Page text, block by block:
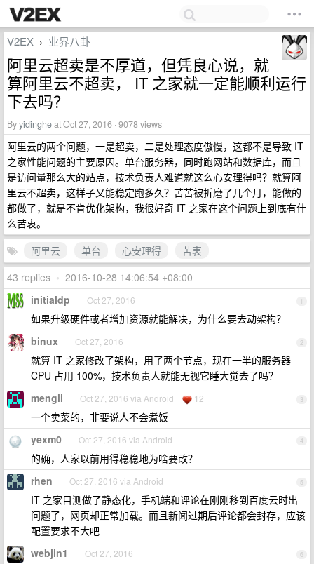
V2EX › 业界八卦
阿里云超卖是不厚道，但凭良心说，就
算阿里云不超卖， IT 之家就一定能顺利运行
下去吗？
Byyidingheat Oct 27, 2016 · 9078 views
阿里云的两个问题，一是超卖，二是处理态度傲慢，这都不是导致 IT
之家性能问题的主要原因。单台服务器，同时跑网站和数据库，而且
是访问量那么大的站点，技术负责人难道就这么心安理得吗？就算阿
里云不超卖，这样子又能稳定跑多久？苦苦被折磨了几个月，能做的
都做了，就是不肯优化架构，我很好奇 IT 之家在这个问题上到底有什
么苦衷。
阿里云
单台 心安理得
苦衷
43 replies • 2016-10-28 14:06:54 +08:00
1
initialdp Oct 27, 2016
如果升级硬件或者增加资源就能解决，为什么要去动架构？
2
binux Oct 27, 2016
就算 IT 之家修改了架构，用了两个节点，现在一半的服务器
CPU 占用 100%，技术负责人就能无视它睡大觉去了吗？
3
mengli Oct 27, 2016 via Android 12
一个卖菜的，非要说人不会煮饭
4
yexm0 Oct 27, 2016 via Android
的确，人家以前用得稳稳地为啥要改？
5
rhen Oct 27, 2016 via Android
IT 之家目测做了静态化，手机端和评论在刚刚移到百度云时出
问题了，网页却正常加载。而且新闻过期后评论都会封存，应该
配置要求不大吧
6
webjin1 Oct 27, 2016